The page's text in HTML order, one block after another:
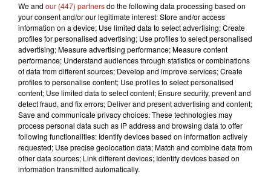
Musique
7 août 2026
RÜFÜS DU SOL annonce un nouvel
album après sa tournée mondiale
We and our (447) partnersdo the following data processing based on
your consent and/or our legitimate interest: Store and/or access
information on a device; Use limited data to select advertising; Create
profiles for personalised advertising; Use profiles to select personalised
advertising; Measure advertising performance; Measure content
performance; Understand audiences through statistics or combinations
of data from different sources; Develop and improve services; Create
profiles to personalise content; Use profiles to select personalised
content; Use limited data to select content; Ensure security, prevent and
detect fraud, and fix errors; Deliver and present advertising and content;
Save and communicate privacy choices. These technologies may
process personal data such as IP address and browsing data to offer
following functionalities: Identify devices based on information actively
requested; Use precise geolocation data; Match and combine data from
other data sources; Link different devices; Identify devices based on
information transmitted automatically.